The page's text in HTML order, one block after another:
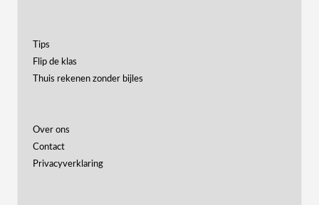
Tips
Flip de klas
Thuis rekenen zonder bijles
Over ons
Contact
Privacyverklaring